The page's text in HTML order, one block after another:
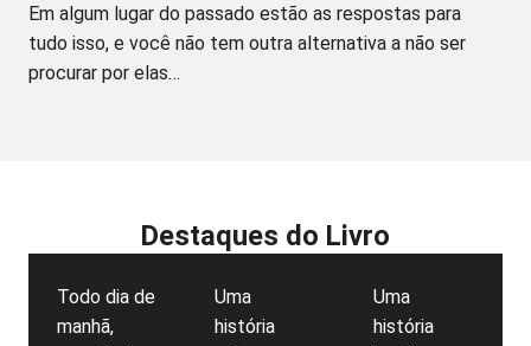
Em algum lugar do passado estão as respostas para
tudo isso, e você não tem outra alternativa a não ser
procurar por elas…
Destaques do Livro
Todo dia de
manhã,
Uma
história
Uma
história